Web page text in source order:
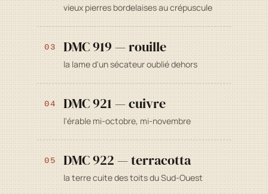
vieux pierres bordelaises au crépuscule
03 DMC 919 — rouille
la lame d'un sécateur oublié dehors
04 DMC 921 — cuivre
l'érable mi-octobre, mi-novembre
05 DMC 922 — terracotta
la terre cuite des toits du Sud-Ouest